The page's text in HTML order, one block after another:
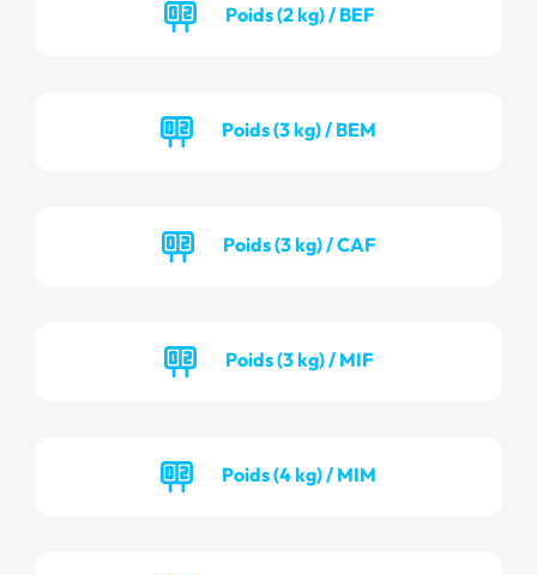
Poids (2 kg) / BEF
Poids (3 kg) / BEM
Poids (3 kg) / CAF
Poids (3 kg) / MIF
Poids (4 kg) / MIM